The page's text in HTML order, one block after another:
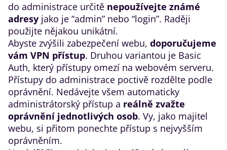
do administrace určitě nepoužívejte známé
adresy jako je “admin” nebo “login”. Raději
použijte nějakou unikátní.
Abyste zvýšili zabezpečení webu, doporučujeme
vám VPN přístup. Druhou variantou je Basic
Auth, který přístupy omezí na webovém serveru.
Přístupy do administrace poctivě rozdělte podle
oprávnění. Nedávejte všem automaticky
administrátorský přístup a reálně zvažte
oprávnění jednotlivých osob. Vy, jako majitel
webu, si přitom ponechte přístup s nejvyšším
oprávněním.